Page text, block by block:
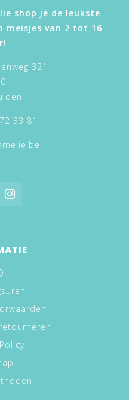
shop je de leukste
meisjes van 2 tot 16
321
33 81